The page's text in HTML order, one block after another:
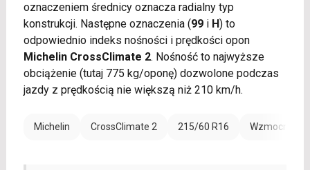
oznaczeniem średnicy oznacza radialny typ
konstrukcji. Następne oznaczenia (99i H) to
odpowiednio indeks nośności i prędkości opon
Michelin CrossClimate 2. Nośność to najwyższe
obciążenie (tutaj 775 kg/oponę) dozwolone podczas
jazdy z prędkością nie większą niż 210 km/h.
Michelin CrossClimate 2 215/60 R16